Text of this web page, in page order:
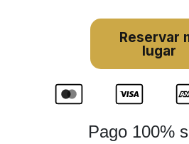
Reservar
lugar
Pago 100%